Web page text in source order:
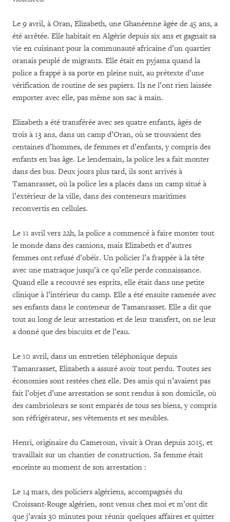
Le 9 avril, à Oran, Elizabeth, une Ghanéenne âgée de 45 ans, a
été arrêtée. Elle habitait en Algérie depuis six ans et gagnait sa
vie en cuisinant pour la communauté africaine d’un quartier
oranais peuplé de migrants. Elle était en pyjama quand la
police a frappé à sa porte en pleine nuit, au prétexte d’une
vérification de routine de ses papiers. Ils ne l’ont rien laissée
emporter avec elle, pas même son sac à main.
Elizabeth a été transférée avec ses quatre enfants, âgés de
trois à 13 ans, dans un camp d’Oran, où se trouvaient des
centaines d’hommes, de femmes et d’enfants, y compris des
enfants en bas âge. Le lendemain, la police les a fait monter
dans des bus. Deux jours plus tard, ils sont arrivés à
Tamanrasset, où la police les a placés dans un camp situé à
l’extérieur de la ville, dans des conteneurs maritimes
reconvertis en cellules.
Le 11 avril vers 22h, la police a commencé à faire monter tout
le monde dans des camions, mais Elizabeth et d’autres
femmes ont refusé d’obéir. Un policier l’a frappée à la tête
avec une matraque jusqu’à ce qu’elle perde connaissance.
Quand elle a recouvré ses esprits, elle était dans une petite
clinique à l’intérieur du camp. Elle a été ensuite ramenée avec
ses enfants dans le conteneur de Tamanrasset. Elle a dit que
tout au long de leur arrestation et de leur transfert, on ne leur
a donné que des biscuits et de l’eau.
Le 10 avril, dans un entretien téléphonique depuis
Tamanrasset, Elizabeth a assuré avoir tout perdu. Toutes ses
économies sont restées chez elle. Des amis qui n’avaient pas
fait l’objet d’une arrestation se sont rendus à son domicile, où
des cambrioleurs se sont emparés de tous ses biens, y compris
son réfrigérateur, ses vêtements et ses meubles.
Henri, originaire du Cameroun, vivait à Oran depuis 2015, et
travaillait sur un chantier de construction. Sa femme était
enceinte au moment de son arrestation :
Le 14 mars, des policiers algériens, accompagnés du
Croissant-Rouge algérien, sont venus chez moi et m’ont dit
que j’avais 30 minutes pour réunir quelques affaires et quitter